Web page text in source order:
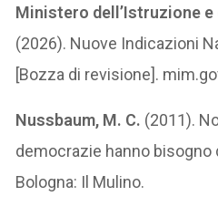
Ministero dell’Istruzione
(2026). Nuove Indicazioni
[Bozza di revisione].
Nussbaum, M. C. (2011).
democrazie hanno
Bologna: Il Mulino.